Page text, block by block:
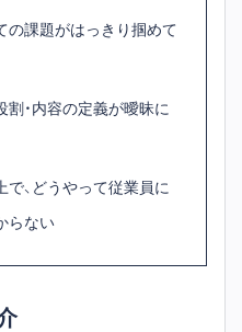
の課題がはっきり掴めて
・内容の定義が曖昧に
、どうやって従業員に
らない